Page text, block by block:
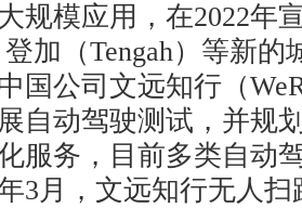
规模应用，在2022年
登加（Tengah）等新
国公司文远知行（
自动驾驶测试，并规
服务，目前多类自动
3月，文远知行无人